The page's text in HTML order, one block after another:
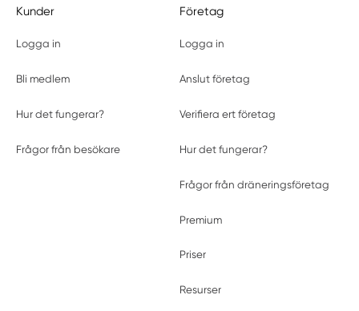
Kunder
Logga in
Bli medlem
Hur det fungerar?
Frågor från besökare
Företag
Logga in
Anslut företag
Verifiera ert företag
Hur det fungerar?
Frågor från dräneringsföretag
Premium
Priser
Resurser